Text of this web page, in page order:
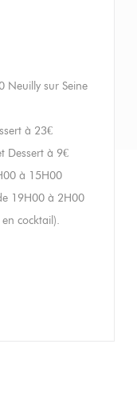
Neuilly sur Seine
à 23€
Dessert à 9€
à 15H00
19H00 à 2H00
cocktail).